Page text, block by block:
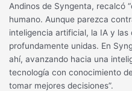
Andinos de Syngenta, recalcó
humano. Aunque parezca
inteligencia artificial, la IA y
profundamente unidas. En
ahí, avanzando hacia una
tecnología con conocimiento
tomar mejores decisiones”.